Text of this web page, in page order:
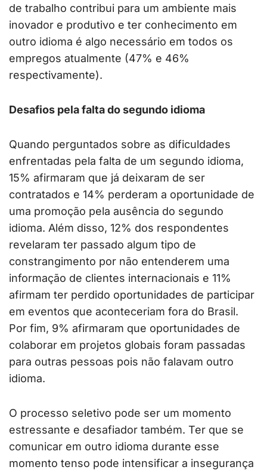
de trabalho contribui para um ambiente mais
inovador e produtivo e ter conhecimento em
outro idioma é algo necessário em todos os
empregos atualmente (47% e 46%
respectivamente).
Desafios pela falta do segundo idioma
Quando perguntados sobre as dificuldades
enfrentadas pela falta de um segundo idioma,
15% afirmaram que já deixaram de ser
contratados e 14% perderam a oportunidade de
uma promoção pela ausência do segundo
idioma. Além disso, 12% dos respondentes
revelaram ter passado algum tipo de
constrangimento por não entenderem uma
informação de clientes internacionais e 11%
afirmam ter perdido oportunidades de participar
em eventos que aconteceriam fora do Brasil.
Por fim, 9% afirmaram que oportunidades de
colaborar em projetos globais foram passadas
para outras pessoas pois não falavam outro
idioma.
O processo seletivo pode ser um momento
estressante e desafiador também. Ter que se
comunicar em outro idioma durante esse
momento tenso pode intensificar a insegurança